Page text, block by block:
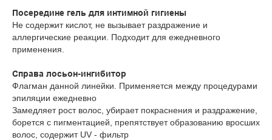
Посередине гель для интимной гигиены
Не содержит кислот, не вызывает раздражение и
аллергические реакции. Подходит для ежедневного
применения.
Справа лосьон-ингибитор
Флагман данной линейки. Применяется между процедурами
эпиляции ежедневно
Замедляет рост волос, убирает покраснения и раздражение,
борется с пигментацией, препятствует образованию вросших
волос, содержит UV - фильтр